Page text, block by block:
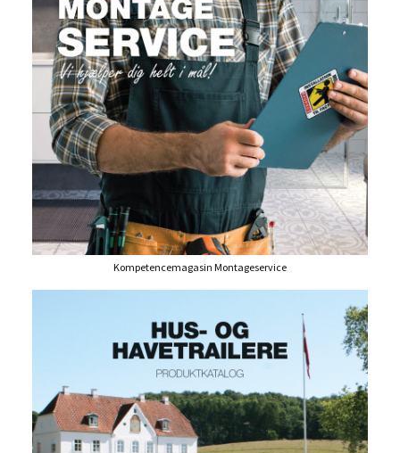
Kompetencemagasin Montageservice